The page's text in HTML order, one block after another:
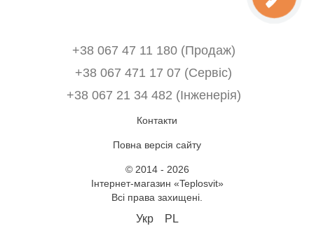
+38 067 47 11 180 (Продаж)
+38 067 471 17 07 (Сервіс)
‎+38 067 21 34 482 (Інженерія)
Контакти
Повна версія сайту
© 2014 - 2026
Інтернет-магазин «Teplosvit»
Всі права захищені.
Укр PL